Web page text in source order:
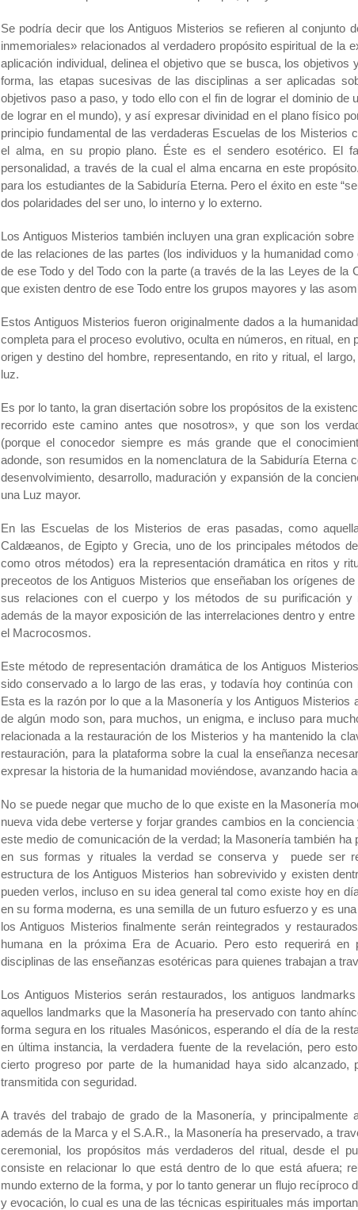
Se podría decir que los Antiguos Misterios se refieren al conjunto
inmemoriales» relacionados al verdadero propósito espiritual de la
aplicación individual, delinea el objetivo que se busca, los
forma, las etapas sucesivas de las disciplinas a ser aplicadas
objetivos paso a paso, y todo ello con el fin de lograr el dominio de
de lograr en el mundo), y así expresar divinidad en el plano físico
principio fundamental de las verdaderas Escuelas de los Misterios
el alma, en su propio plano. Éste es el sendero esotérico. El
personalidad, a través de la cual el alma encarna en este
para los estudiantes de la Sabiduría Eterna. Pero el éxito en este
dos polaridades del ser uno, lo interno y lo externo.
Los Antiguos Misterios también incluyen una gran explicación
de las relaciones de las partes (los individuos y la humanidad
de ese Todo y del Todo con la parte (a través de la las Leyes de la
que existen dentro de ese Todo entre los grupos mayores y las
Estos Antiguos Misterios fueron originalmente dados a la
completa para el proceso evolutivo, oculta en números, en ritual,
origen y destino del hombre, representando, en rito y ritual, el
luz.
Es por lo tanto, la gran disertación sobre los propósitos de la
recorrido este camino antes que nosotros», y que son los
(porque el conocedor siempre es más grande que el
adonde, son resumidos en la nomenclatura de la Sabiduría Eterna
desenvolvimiento, desarrollo, maduración y expansión de la
una Luz mayor.
En las Escuelas de los Misterios de eras pasadas, como
Caldæanos, de Egipto y Grecia, uno de los principales métodos
como otros métodos) era la representación dramática en ritos y
preceotos de los Antiguos Misterios que enseñaban los orígenes
sus relaciones con el cuerpo y los métodos de su purificación y
además de la mayor exposición de las interrelaciones dentro y
el Macrocosmos.
Este método de representación dramática de los Antiguos
sido conservado a lo largo de las eras, y todavía hoy continúa
Esta es la razón por lo que a la Masonería y los Antiguos Misterios
de algún modo son, para muchos, un enigma, e incluso para
relacionada a la restauración de los Misterios y ha mantenido la
restauración, para la plataforma sobre la cual la enseñanza
expresar la historia de la humanidad moviéndose, avanzando hacia
No se puede negar que mucho de lo que existe en la Masonería
nueva vida debe verterse y forjar grandes cambios en la
este medio de comunicación de la verdad; la Masonería también
en sus formas y rituales la verdad se conserva y puede ser
estructura de los Antiguos Misterios han sobrevivido y existen
pueden verlos, incluso en su idea general tal como existe hoy en
en su forma moderna, es una semilla de un futuro esfuerzo y es
los Antiguos Misterios finalmente serán reintegrados y
humana en la próxima Era de Acuario. Pero esto requerirá en
disciplinas de las enseñanzas esotéricas para quienes trabajan a
Los Antiguos Misterios serán restaurados, los antiguos
aquellos landmarks que la Masonería ha preservado con tanto
forma segura en los rituales Masónicos, esperando el día de la
en última instancia, la verdadera fuente de la revelación, pero
cierto progreso por parte de la humanidad haya sido
transmitida con seguridad.
A través del trabajo de grado de la Masonería, y
además de la Marca y el S.A.R., la Masonería ha preservado, a
ceremonial, los propósitos más verdaderos del ritual, desde el
consiste en relacionar lo que está dentro de lo que está afuera;
mundo externo de la forma, y por lo tanto generar un flujo recíproco
y evocación, lo cual es una de las técnicas espirituales más